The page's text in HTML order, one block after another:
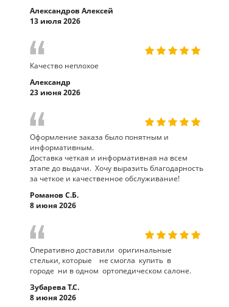
Александров Алексей
13 июля 2026
Качество неплохое
Александр
23 июня 2026
Оформление заказа было понятным и
информативным.
Доставка четкая и информативная на всем
этапе до выдачи. Хочу выразить благодарность
за четкое и качественное обслуживание!
Романов С.Б.
8 июня 2026
Оперативно доставили оригинальные
стельки, которые не смогла купить в
городе ни в одном ортопедическом салоне.
Зубарева Т.С.
8 июня 2026